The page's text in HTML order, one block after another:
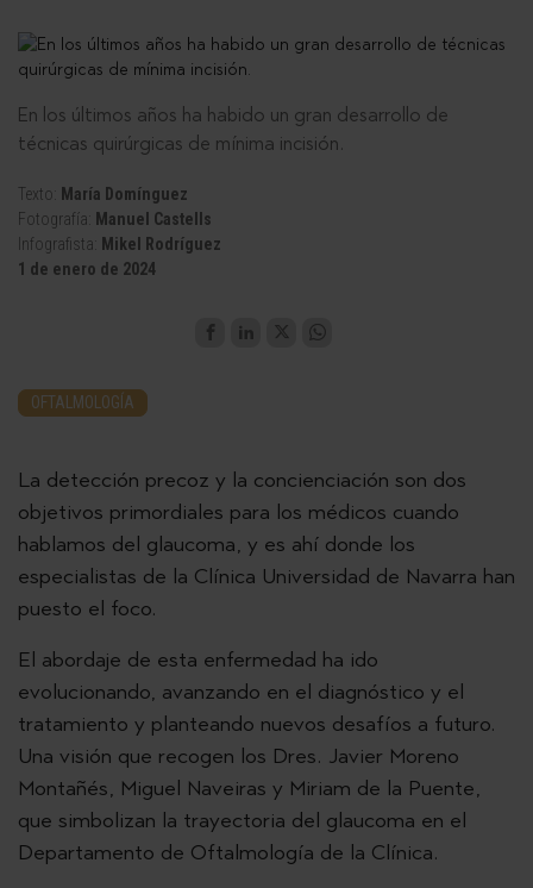
En los últimos años ha habido un gran desarrollo de
técnicas quirúrgicas de mínima incisión.
Texto:
María Domínguez
Fotografía:
Manuel Castells
Infografista:
Mikel Rodríguez
1 de enero de 2024
OFTALMOLOGÍA
La detección precoz y la concienciación son dos
objetivos primordiales para los médicos cuando
hablamos del glaucoma, y es ahí donde los
especialistas de la Clínica Universidad de Navarra han
puesto el foco.
El abordaje de esta enfermedad ha ido
evolucionando, avanzando en el diagnóstico y el
tratamiento y planteando nuevos desafíos a futuro.
Una visión que recogen los Dres. Javier Moreno
Montañés, Miguel Naveiras y Miriam de la Puente,
que simbolizan la trayectoria del glaucoma en el
Departamento de Oftalmología de la Clínica.